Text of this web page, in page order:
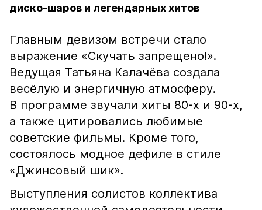
диско-шаров и легендарных хитов
Главным девизом встречи стало
выражение «Скучать запрещено!».
Ведущая Татьяна Калачёва создала
весёлую и энергичную атмосферу.
В программе звучали хиты 80-х и 90-х,
а также цитировались любимые
советские фильмы. Кроме того,
состоялось модное дефиле в стиле
«Джинсовый шик».
Выступления солистов коллектива